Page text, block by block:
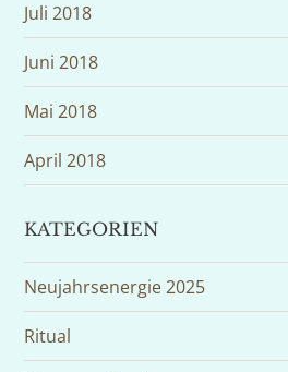
Juli 2018
Juni 2018
Mai 2018
April 2018
KATEGORIEN
Neujahrsenergie 2025
Ritual